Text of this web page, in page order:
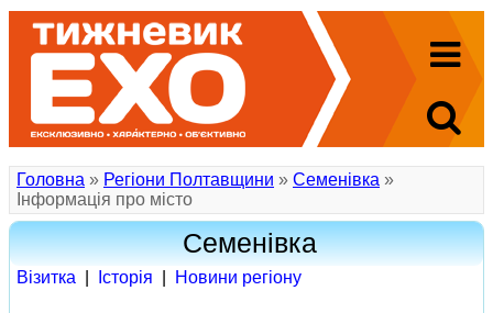
Головна » Регіони Полтавщини » Семенівка »
Інформація про місто
Семенівка
Візитка Іcторія Новини регіону